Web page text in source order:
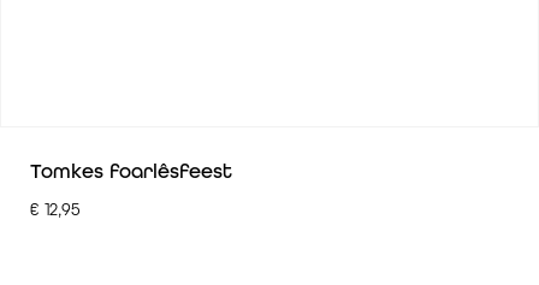
Tomkes foarlêsfeest
€ 12,95